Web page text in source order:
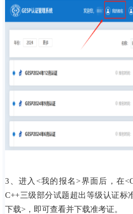
3、进入<我的报名>界面后，在
C++三级部分试题超出等级认证标
下载>，即可查看并下载准考证。